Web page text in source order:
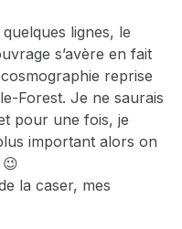
lignes, le
s’avère en fait
reprise
Forest. Je ne saurais
pour une fois, je
important alors on
la caser, mes